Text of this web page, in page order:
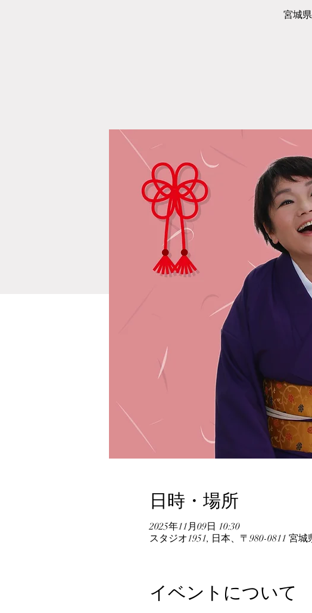
宮城
日時・場所
2025年11月09日 10:30
スタジオ1951, 日本、〒980-0811 宮
イベントについて